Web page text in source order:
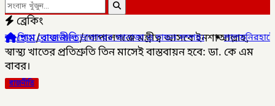
ব্রেকিং
জানাজা ও দাফন সম্পন্ন।✦লালমনিরহাটের ৫ উপজেলার ৪টিতে
হোম/রাজনীতি/গোপালগঞ্জে মন্ত্রীত্ব আসবে ইনশাআল্লাহ,
স্বাস্থ্য খাতের প্রতিশ্রুতি তিন মাসেই বাস্তবায়ন হবে: ডা. কে এম
বাবর।
রাজনীতি